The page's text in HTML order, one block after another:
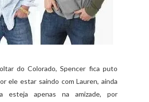
do Colorado, Spencer fica puto
ele estar saindo com Lauren, ainda
esteja apenas na amizade, por